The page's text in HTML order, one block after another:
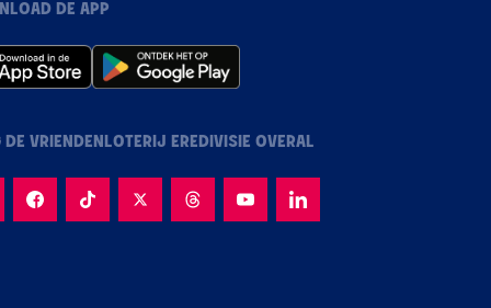
DE APP
DE VRIENDENLOTERIJ EREDIVISIE OVERAL